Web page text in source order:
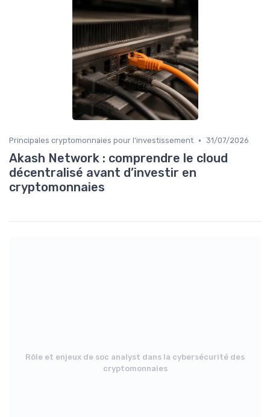
Principales cryptomonnaies pour l'investissement • 31/07/2026
Akash Network : comprendre le cloud
décentralisé avant d’investir en
cryptomonnaies
Rôle et enjeux de soc analyst dans la cybersécurité des
cryptomonnaies